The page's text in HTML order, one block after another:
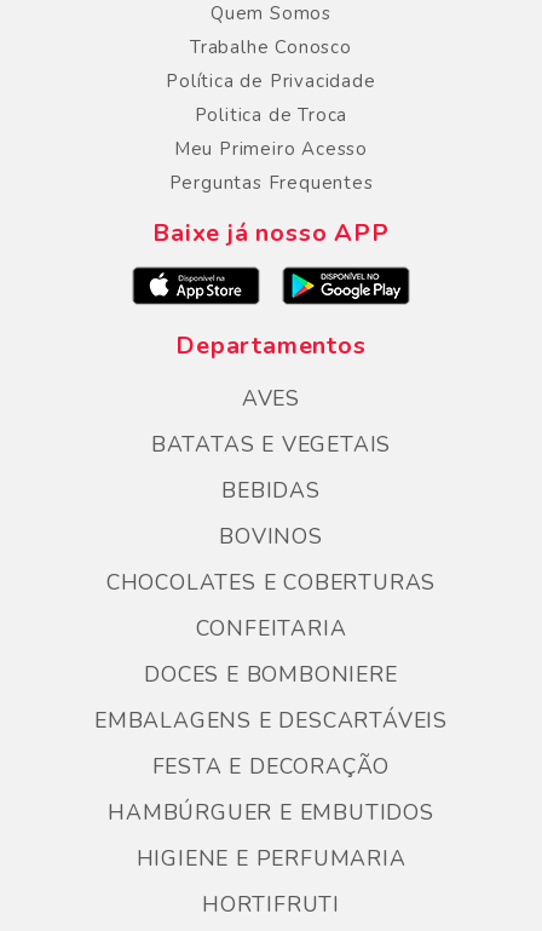
Quem Somos
Trabalhe Conosco
Política de Privacidade
Politica de Troca
Meu Primeiro Acesso
Perguntas Frequentes
Baixe já nosso APP
Departamentos
AVES
BATATAS E VEGETAIS
BEBIDAS
BOVINOS
CHOCOLATES E COBERTURAS
CONFEITARIA
DOCES E BOMBONIERE
EMBALAGENS E DESCARTÁVEIS
FESTA E DECORAÇÃO
HAMBÚRGUER E EMBUTIDOS
HIGIENE E PERFUMARIA
HORTIFRUTI